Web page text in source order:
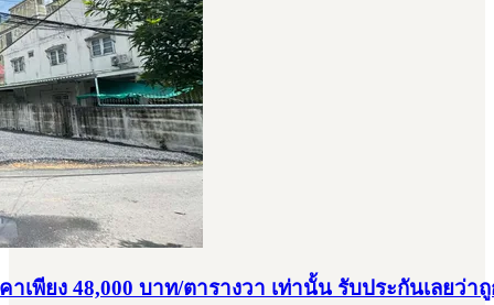
เพียง 48,000 บาท/ตารางวา เท่านั้น รับประกันเลยว่า